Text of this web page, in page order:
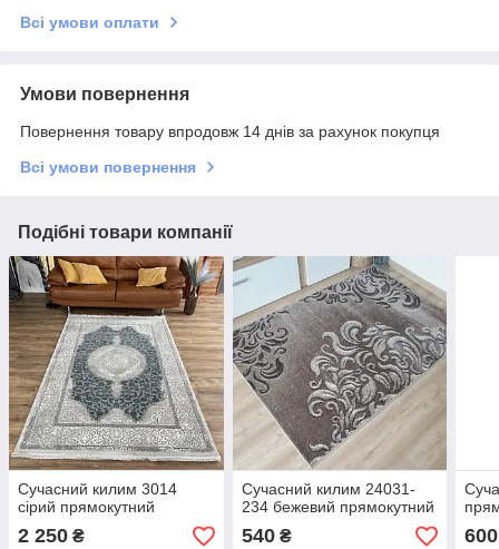
Всі умови оплати
Умови повернення
Повернення товару впродовж 14 днів за рахунок покупця
Всі умови повернення
Подібні товари компанії
Сучасний килим 3014
сірий прямокутний
2 250 ₴
Сучасний килим 24031-
234 бежевий прямокутний
540₴ 600